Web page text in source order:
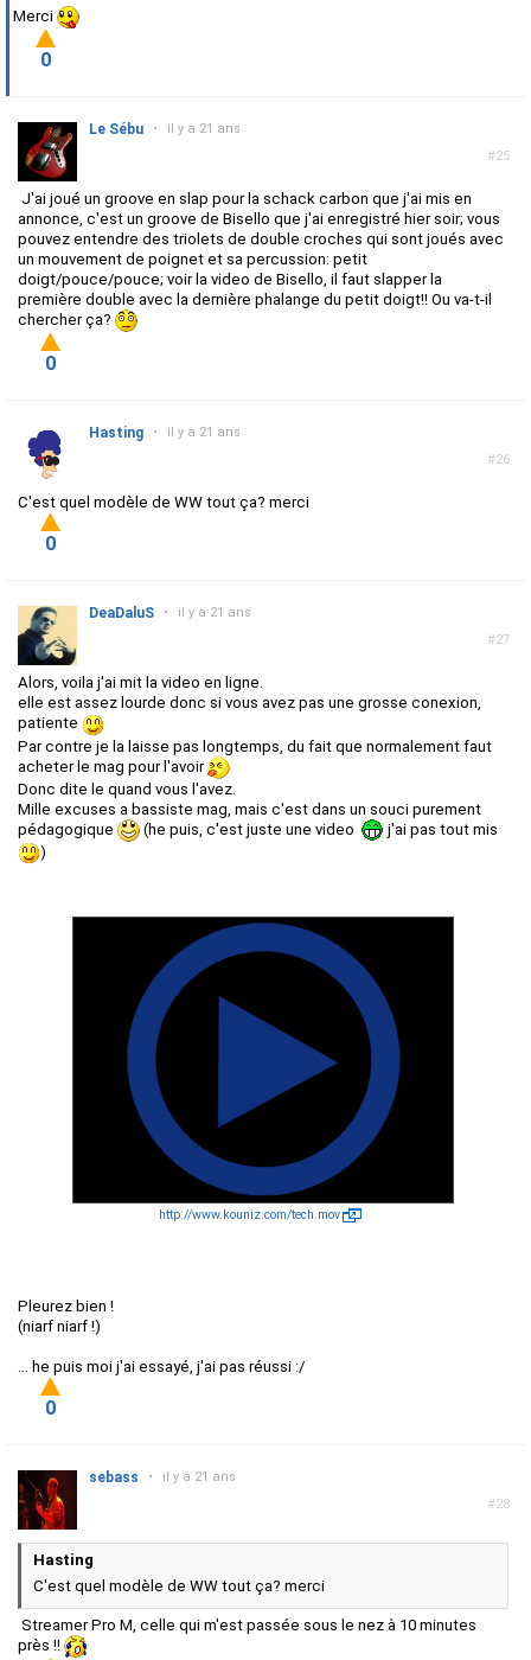
Merci
0
#25
Le Sébu • il y a 21 ans
J'ai joué un groove en slap pour la schack carbon que j'ai mis en
annonce, c'est un groove de Bisello que j'ai enregistré hier soir; vous
pouvez entendre des triolets de double croches qui sont joués avec
un mouvement de poignet et sa percussion: petit
doigt/pouce/pouce; voir la video de Bisello, il faut slapper la
première double avec la dernière phalange du petit doigt!! Ou va-t-il
chercher ça?
0
#26
Hasting • il y a 21 ans
C'est quel modèle de WW tout ça? merci
0
#27
DeaDaluS • il y a 21 ans
Alors, voila j'ai mit la video en ligne.
elle est assez lourde donc si vous avez pas une grosse conexion,
patiente
Par contre je la laisse pas longtemps, du fait que normalement faut
acheter le mag pour l'avoir
Donc dite le quand vous l'avez.
Mille excuses a bassiste mag, mais c'est dans un souci purement
pédagogique
(he puis, c'est juste une video
j'ai pas tout mis
)
http://www.kouniz.com/tech.mov
Pleurez bien !
(niarf niarf !)
... he puis moi j'ai essayé, j'ai pas réussi :/
0
#28
sebass • il y a 21 ans
Hasting
C'est quel modèle de WW tout ça? merci
Streamer Pro M, celle qui m'est passée sous le nez à 10 minutes
près !!